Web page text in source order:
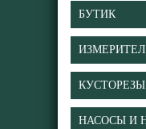
БУТИК
КУСТОРЕЗЫ
НАСОСЫ И